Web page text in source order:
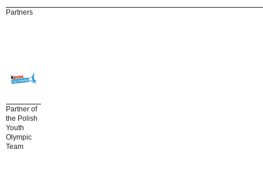
Partners
Partner of
the Polish
Youth
Olympic
Team